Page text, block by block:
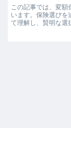
この記事では、変額
います。保険選びを
て理解し、賢明な選
し、安定した生活